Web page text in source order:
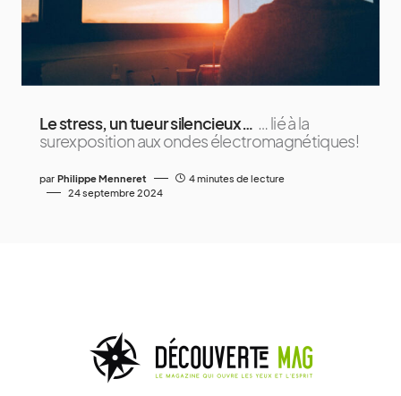
Le stress, un tueur silencieux… … lié à la
surexposition aux ondes électromagnétiques!
par Philippe Menneret
4 minutes de lecture
24 septembre 2024